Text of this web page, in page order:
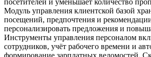
посетителей и уменьшает количество
Модуль управления клиентской базой
посещений, предпочтения и
персонализировать предложения и
Инструменты управления персоналом
сотрудников, учёт рабочего времени и